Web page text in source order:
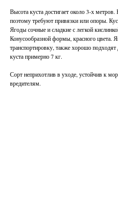
Высота куста достигает около 3-х метров.
поэтому требуют привязки или опоры.
Ягоды сочные и сладкие с легкой
Конусообразной формы, красного цвета.
транспортировку, также хорошо
куста примерно 7 кг.
Сорт неприхотлив в уходе, устойчив к
вредителям.